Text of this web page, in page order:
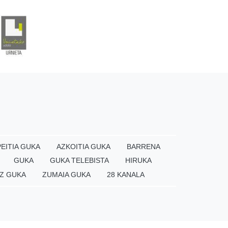
GUKA AZKOITIA GUKA
BARRENA
GUKA GUKA TELEBISTA
HIRUKA
GUKA ZUMAIA GUKA 28 KANALA